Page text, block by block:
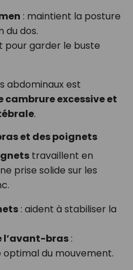
: maintient la posture
du dos.
pour garder le buste
abdominaux est
cambrure excessive et
.
et des poignets
travaillent en
prise solide sur les
: aident à stabiliser la
l’avant-bras:
du mouvement.